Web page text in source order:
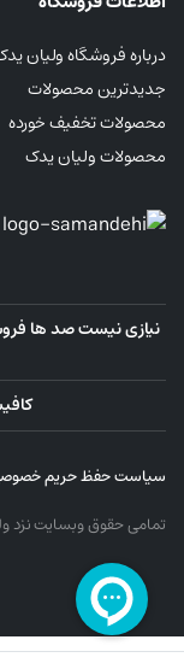
درباره فروشگاه ولیان
جدیدترین محصولات
محصولات تخفیف خورده
محصولات ولیان یدک
نیازی نیست صد ها
سیاست حفظ حریم
تمامی حقوق وبسایت